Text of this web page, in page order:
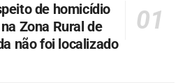
de homicídio
Zona Rural de
não foi localizado